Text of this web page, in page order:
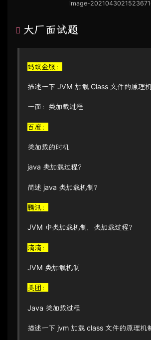
image-
大厂面试题
蚂蚁金服：
描述一下 JVM 加载 Class 文件的原理机
一面：类加载过程
百度：
类加载的时机
java 类加载过程？
简述 java 类加载机制？
腾讯：
JVM 中类加载机制，类加载过程？
滴滴：
JVM 类加载机制
美团：
Java 类加载过程
描述一下 jvm 加载 class 文件的原理机